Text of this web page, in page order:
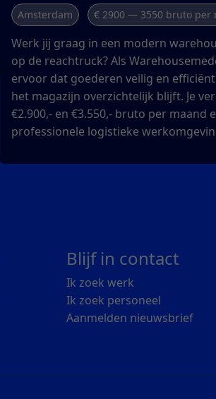
Amsterdam € 2900 — 3550 bruto per
Werk jij graag in een modern
op de reachtruck? Als
ervoor dat goederen veilig en
het magazijn overzichtelijk blijft. Je
€2.900,- en €3.550,- bruto per maand
professionele logistieke
Blijf in contact
Ik zoek werk
Ik zoek personeel
Aanmelden nieuwsbrief